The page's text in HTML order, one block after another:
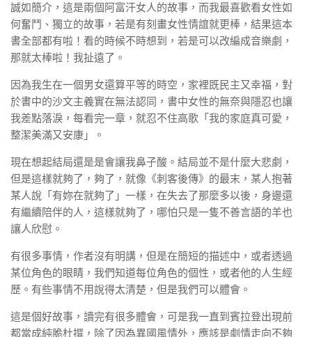
誠如簡介，這是兩個阿富汗女人的故事，而我最喜歡看女性如
何奮鬥、獨立的故事，若是有刻畫女性情誼就更棒，結果這本
書全部都有啦！看的時候不時想到，若是可以改編成音樂劇，
那就太棒啦！我扯遠了。
因為我生在一個男女還算平等的時空，家裡既民主又幸福，對
於書中的沙文主義實在無法認同，書中女性的無奈與隱忍也讓
我差點落淚，每看完一章，就忍不住高歌「我的家庭真可愛，
整潔美滿又安康」。
現在想起結局還是是會讓我鼻子酸。結局並不是什麼大悲劇，
但是這樣就夠了，夠了，就像《刺客後傳》的最末，某人抱著
某人說「有妳在就夠了」一樣，在失去了那麼多以後，身邊還
有繼續陪伴的人，這樣就夠了，哪怕只是一隻不善言語的羊也
讓人欣慰。
有很多事情，作者沒有明講，但是在簡短的描述中，或者透過
某位角色的眼睛，我們知道每位角色的個性，或者他的人生經
歷。有些事情不用說得太清楚，但是我們可以體會。
這是個好故事，讀完有很多體會，可是我一直到賓拉登出現前
都當成純脆杜撰，除了因為異國風情外，應該是劇情走向不夠